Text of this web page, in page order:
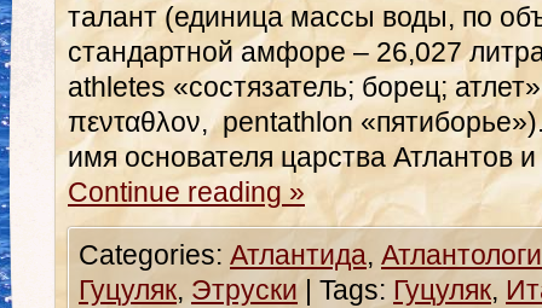
талант (единица массы воды, по
стандартной амфоре – 26,027
athletes «состязатель; борец;
πενταθλον, pentathlon
имя основателя царства Атлантов
Continue reading»
Categories: Атлантида,
Гуцуляк, Этруски | Tags: Гуцуляк,